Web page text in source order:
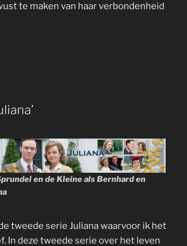
te maken van haar verbondenheid
en de Kleine als Bernhard en
tweede serie Juliana waarvoor ik het
In deze tweede serie over het leven